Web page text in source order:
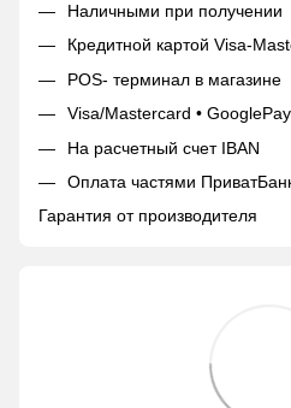
Наличными при получении
Кредитной картой Visa-
POS- терминал в магазине
Visa/Mastercard •
На расчетный счет IBAN
Оплата частями
Гарантия от производителя